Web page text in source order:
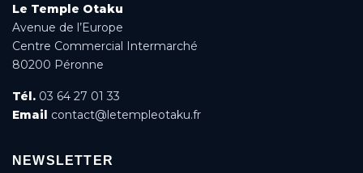
Le Temple Otaku
Avenue de l’Europe
Centre Commercial Intermarché
80200 Péronne
Tél. 03 64 27 01 33
Email contact@letempleotaku.fr
NEWSLETTER